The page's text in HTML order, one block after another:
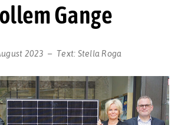
Gange
2023 Text: Stella Roga